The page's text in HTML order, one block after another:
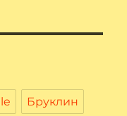
Бруклин